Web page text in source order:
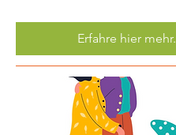
Erfahre hier mehr.